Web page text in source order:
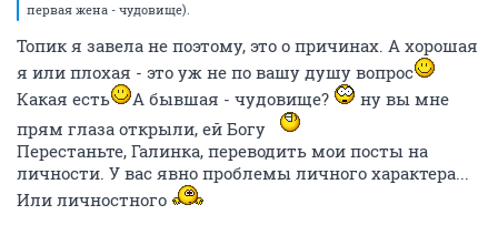
первая жена - чудовище).
Топик я завела не поэтому, это о причинах. А хорошая
я или плохая - это уж не по вашу душу вопрос
Какая есть
А бывшая - чудовище?
ну вы мне
прям глаза открыли, ей Богу
Перестаньте, Галинка, переводить мои посты на
личности. У вас явно проблемы личного характера...
Или личностного